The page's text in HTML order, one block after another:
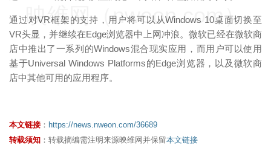
通过对VR框架的支持，用户将可以从Windows 10桌面切换至
VR头显，并继续在Edge浏览器中上网冲浪。微软已经在微软商
店中推出了一系列的Windows混合现实应用，而用户可以使用
基于Universal Windows Platforms的Edge浏览器，以及微软商
店中其他可用的应用程序。
映维网（nweon.com）
本文链接 ： https://news.nweon.com/36689
转载须知 ：转载摘编需注明来源映维网并保留本文链接